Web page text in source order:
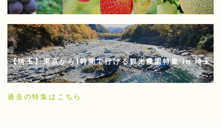
【埼玉】東京から1時間で行ける観光農園特集 in 埼玉
過去の特集はこちら